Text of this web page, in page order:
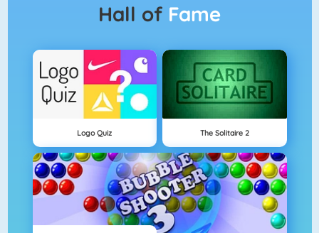
Hall of Fame
Logo Quiz The Solitaire 2